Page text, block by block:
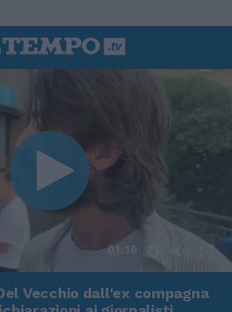
01:16
Vecchio dall'ex compagna